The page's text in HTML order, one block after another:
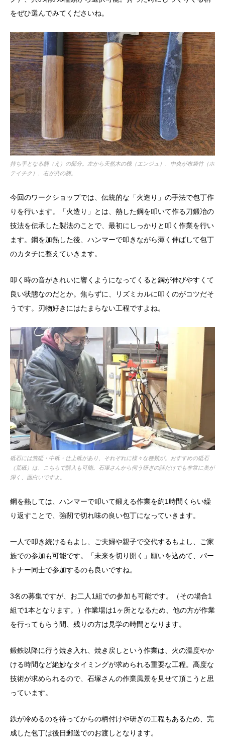
をぜひ選んでみてくださいね。
持ち手となる柄（え）の部分。左から天然木の槐（エンジュ）、中央が布袋竹（ホ
テイチク）、右が共の柄。
今回のワークショップでは、伝統的な「火造り」の手法で包丁作
りを行います。「火造り」とは、熱した鋼を叩いて作る刀鍛冶の
技法を伝承した製法のことで、最初にしっかりと叩く作業を行い
ます。鋼を加熱した後、ハンマーで叩きながら薄く伸ばして包丁
のカタチに整えていきます。
叩く時の音がきれいに響くようになってくると鋼が伸びやすくて
良い状態なのだとか。焦らずに、リズミカルに叩くのがコツだそ
うです。刃物好きにはたまらない工程ですよね。
砥石には荒砥・中砥・仕上砥があり、それぞれに様々な種類が。おすすめの砥石
（荒砥）は、こちらで購入も可能。石塚さんから伺う研ぎの話だけでも非常に奥が
深く、面白いですよ。
鋼を熱しては、ハンマーで叩いて鍛える作業を約1時間くらい繰
り返すことで、強靭で切れ味の良い包丁になっていきます。
一人で叩き続けるもよし、ご夫婦や親子で交代するもよし、ご家
族での参加も可能です。「未来を切り開く」願いを込めて、パー
トナー同士で参加するのも良いですね。
3名の募集ですが、お二人1組での参加も可能です。（その場合1
組で1本となります。）作業場は1ヶ所となるため、他の方が作業
を行ってもらう間、残りの方は見学の時間となります。
鍛鉄以降に行う焼き入れ、焼き戻しという作業は、火の温度やか
ける時間など絶妙なタイミングが求められる重要な工程。高度な
技術が求められるので、石塚さんの作業風景を見せて頂こうと思
っています。
鉄が冷めるのを待ってからの柄付けや研ぎの工程もあるため、完
成した包丁は後日郵送でのお渡しとなります。